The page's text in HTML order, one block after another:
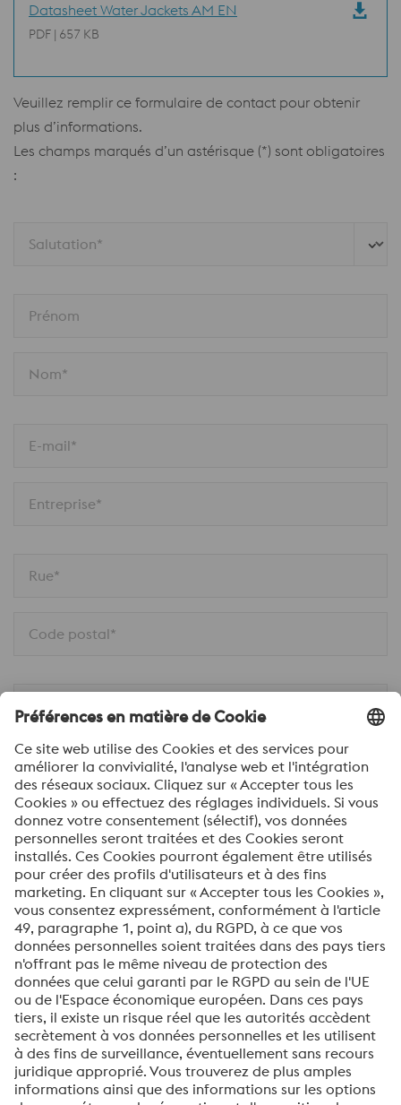
Datasheet Water Jackets AM EN
PDF | 657 KB
Veuillez remplir ce formulaire de contact pour obtenir
plus d’informations.
Les champs marqués d’un astérisque (*) sont obligatoires
:
Salutation*
Prénom
Nom*
E-mail*
Entreprise*
Rue*
Code postal*
Ville*
Téléphone
Votre message*
Oui, je souhaite recevoir des informations
occasionnelles, des invitations et d'autres
communications pertinentes.
ENVOYER
Vérification Anti-Robot
Clique ici pour vérifier